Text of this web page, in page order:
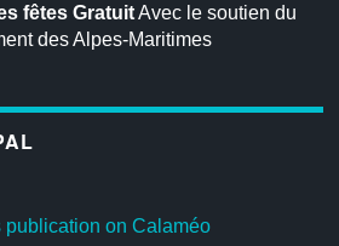
fêtes GratuitAvec le soutien du
des Alpes-Maritimes
publication on Calaméo